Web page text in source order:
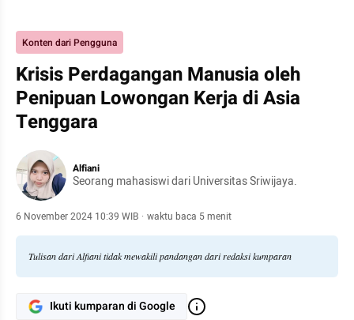
Konten dari Pengguna
Krisis Perdagangan Manusia oleh
Penipuan Lowongan Kerja di Asia
Tenggara
Alfiani
Seorang mahasiswi dari Universitas Sriwijaya.
6 November 2024 10:39 WIB · waktu baca 5 menit
Tulisan dari Alfiani tidak mewakili pandangan dari redaksi kumparan
Ikuti kumparan di Google